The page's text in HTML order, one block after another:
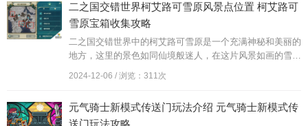
95级元素的换装建议，帮助玩家更好地提升战斗力。
二之国交错世界柯艾路可雪原风景点位置 柯艾路可
雪原宝箱收集攻略
二之国交错世界中的柯艾路可雪原是一个充满神秘和美丽的
地方，这里的景色如同仙境般迷人，在这片风景如画的雪原
中隐藏着许多宝箱，每一个宝箱都可能蕴藏着珍贵的宝物和
丰富的奖励。探索柯艾路可雪原，收集宝箱成为了许多冒险
战。
2024-12-06 / 浏览：311次
元气骑士新模式传送门玩法介绍 元气骑士新模式传
送门玩法攻略